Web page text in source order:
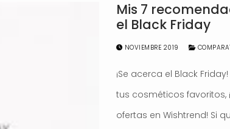
Mis 7
el Black Friday
NOVIEMBRE 2019
¡Se acerca el Black
tus cosméticos favoritos,
ofertas en Wishtrend! Si